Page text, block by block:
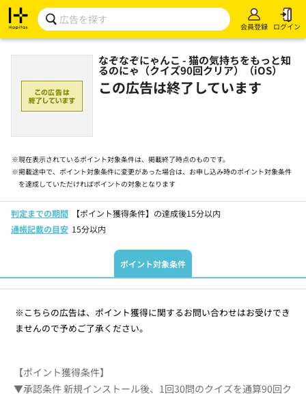
会員登録 ログイン
なぞなぞにゃんこ - 猫の気持ちをもっと知
るのにゃ（クイズ90回クリア）（iOS）
この広告は終了しています
※現在表示されているポイント対象条件は、掲載終了時点のものです。
※掲載途中で、ポイント対象条件に変更があった場合は、お申し込み時のポイント対象条件
を達成していただければポイントの対象となります
判定までの期間
【ポイント獲得条件】の達成後15分以内
通帳記載の目安 15分以内
ポイント対象条件
※こちらの広告は、ポイント獲得に関するお問い合わせはお受けでき
ませんので予めご了承ください。
【ポイント獲得条件】
▼承認条件 新規インストール後、1回30問のクイズを通算90回ク